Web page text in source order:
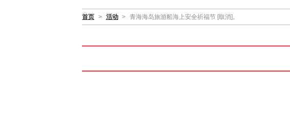
首页 > 活动 > 青海海岛旅游船海上安全祈福节 [取消]。